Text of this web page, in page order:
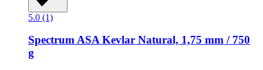
5.0 (1)
SpectrumASA Kevlar Natural, 1,75 mm / 750
g